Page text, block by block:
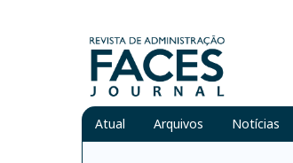
Atual Arquivos Notícias